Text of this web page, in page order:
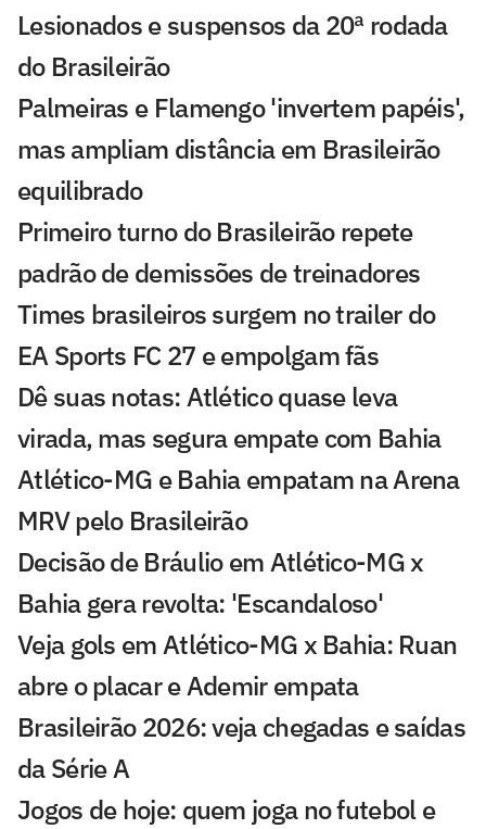
Lesionados e suspensos da 20ª rodada
do Brasileirão
Palmeiras e Flamengo 'invertem papéis',
mas ampliam distância em Brasileirão
equilibrado
Primeiro turno do Brasileirão repete
padrão de demissões de treinadores
Times brasileiros surgem no trailer do
EA Sports FC 27 e empolgam fãs
Dê suas notas: Atlético quase leva
virada, mas segura empate com Bahia
Atlético-MG e Bahia empatam na Arena
MRV pelo Brasileirão
Decisão de Bráulio em Atlético-MG x
Bahia gera revolta: 'Escandaloso'
Veja gols em Atlético-MG x Bahia: Ruan
abre o placar e Ademir empata
Brasileirão 2026: veja chegadas e saídas
da Série A
Jogos de hoje: quem joga no futebol e